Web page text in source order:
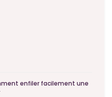
enfiler facilement une